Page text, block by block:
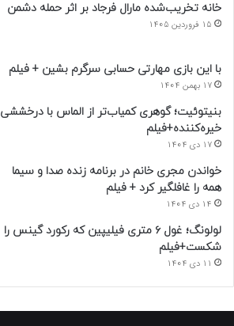
خانه تخریب‌شده مارال فرجاد بر اثر حمله دشمن
15 فروردین 1405
با این بازی مهارتی حسابی سرگرم بشین + فیلم
17 بهمن 1404
بنیتوئیت؛ گوهری کمیاب‌تر از الماس با درخششی
خیره‌کننده+فیلم
17 دی 1404
خواندن مجری خانم در برنامه زنده صدا و سیما
همه را غافلگیر کرد + فیلم
14 دی 1404
لولونگ؛ غول ۶ متری فیلیپین که رکورد گینس را
شکست+فیلم
11 دی 1404